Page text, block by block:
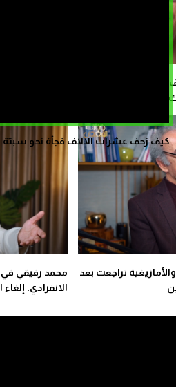
كيف زحف عشرات الالاف فجأة نحو سبتة
الريف
تراجعت بعد
محمد رفيقي في
الانفرادي.